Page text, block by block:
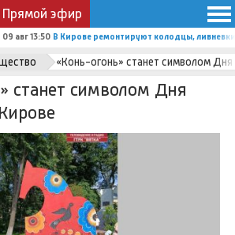
Прямой эфир
09 авг 13:50 В Кирове ремонтируют колодцы,
«Конь-огонь» станет символом
станет символом Дня